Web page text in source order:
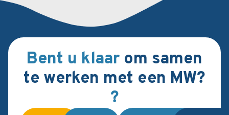
Bent u klaar om samen
te werken met een MW?
?